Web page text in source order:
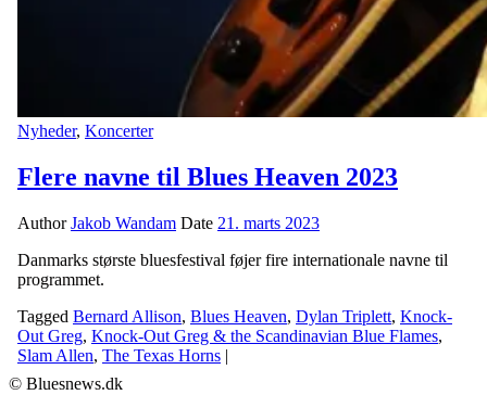
Nyheder, Koncerter
Flere navne til Blues Heaven 2023
AuthorJakob Wandam Date 21. marts 2023
Danmarks største bluesfestival føjer fire internationale navne til
programmet.
Tagged Bernard Allison, Blues Heaven, Dylan Triplett, Knock-
Out Greg, Knock-Out Greg & the Scandinavian Blue Flames,
Slam Allen, The Texas Horns |
© Bluesnews.dk